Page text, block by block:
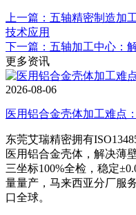
上一篇：五轴精密制造加
技术应用
下一篇：五轴加工中心：
更多资讯
2026-08-06
医用铝合金壳体加工难点
东莞艾瑞精密拥有
医用铝合金壳体，解决薄
三坐标100%全检，稳定
量量产，马来西亚分厂服
口全球。